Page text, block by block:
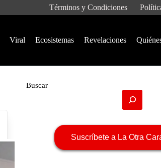
Términos y Condiciones
Viral Ecosistemas Revelaciones
Buscar
Suscríbete a La Otra